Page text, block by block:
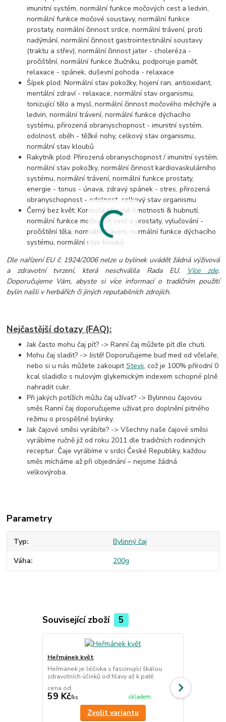
imunitní systém, normální funkce močových cest a ledvin,
normální funkce močové soustavy, normální funkce
prostaty, normální činnost srdce, normální trávení, proti
nadýmání, normální činnost gastrointestinální soustavy
(traktu a střev), normální činnost jater - choleréza -
pročištění, normální funkce žlučníku, podporuje paměť,
relaxace - spánek, duševní pohoda - relaxace
Šípek plod: Normální stav pokožky, hojení ran, antioxidant,
mentální zdraví - relaxace, normální stav organismu,
tonizující tělo a mysl, normální činnost močového měchýře a
ledvin, normální trávení, normální funkce dýchacího
systému, přirozená obranyschopnost - imunitní systém,
odolnost, oběh - těžké nohy, celkový stav organismu,
normální stav kloubů
Rakytník plod: Přirozená obranyschopnost / imunitní systém,
normální stav pokožky, normální činnost kardiovaskulárního
systému, normální trávení, normální funkce prostaty,
energie - tonus - únava, zdravý spánek - stres, přirozená
obranyschopnost - odolnost, celkový stav organismu
Černý bez květ: Kontrola tělesné hmotnosti & hubnutí,
normální funkce močových cest a prostaty, vylučování -
pročištění těla, normální trávení, normální funkce dýchacího
systému, normální stav kloubů
Dle nařízení EU č. 1924/2006 nelze u bylinek uvádět žádná výživová
a zdravotní tvrzení, která neschválila Rada EU.
Více zde.
Doporučujeme Vám, abyste si více informací o tradičním použití
bylin našli v herbářích či jiných reputabilních zdrojích.
Nejčastější dotazy (FAQ):
Jak často mohu čaj pít? -> Ranní čaj můžete pít dle chuti.
Mohu čaj sladit? -> Jistě! Doporučujeme buď med od včelaře,
nebo si u nás můžete zakoupitStevii, což je 100% přírodní 0
kcal sladidlo s nulovým glykemickým indexem schopné plně
nahradit cukr.
Při jakých potížích můžu čaj užívat? -> Bylinnou čajovou
směs Ranní čaj doporučujeme užívat pro doplnění pitného
režimu o prospěšné bylinky.
Jak čajové směsi vyrábíte? -> Všechny naše čajové směsi
vyrábíme ručně již od roku 2011 dle tradičních rodinných
receptur. Čaje vyrábíme v srdci České Republiky, každou
směs mícháme až při objednání – nejsme žádná
velkovýroba.
Parametry
Typ Bylinný čaj
Váha 200g
Související zboží 5
Heřmánek květ
Heřmánek je léčivka s fascinující škálou
zdravotních účinků od hlavy až k patě.
cena od
59 Kč/ks skladem
Zvolit variantu
zvyšuje
85 Kč